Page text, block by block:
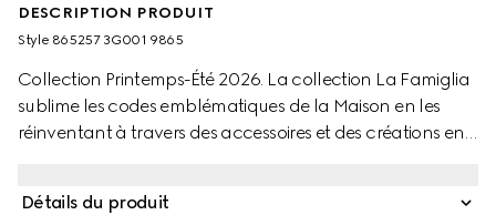
DESCRIPTION PRODUIT
Style ‎865257 3G001 9865
Collection Printemps-Été 2026. La collection La Famiglia
sublime les codes emblématiques de la Maison en les
réinventant à travers des accessoires et des créations en
Détails du produit